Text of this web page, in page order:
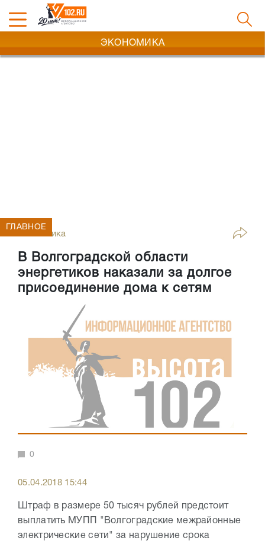
ЭКОНОМИКА
Экономика
В Волгоградской области
энергетиков наказали за долгое
присоединение дома к сетям
ГЛАВНОЕ
0
05.04.2018 15:44
Штраф в размере 50 тысяч рублей предстоит
выплатить МУПП "Волгоградские межрайонные
электрические сети" за нарушение срока